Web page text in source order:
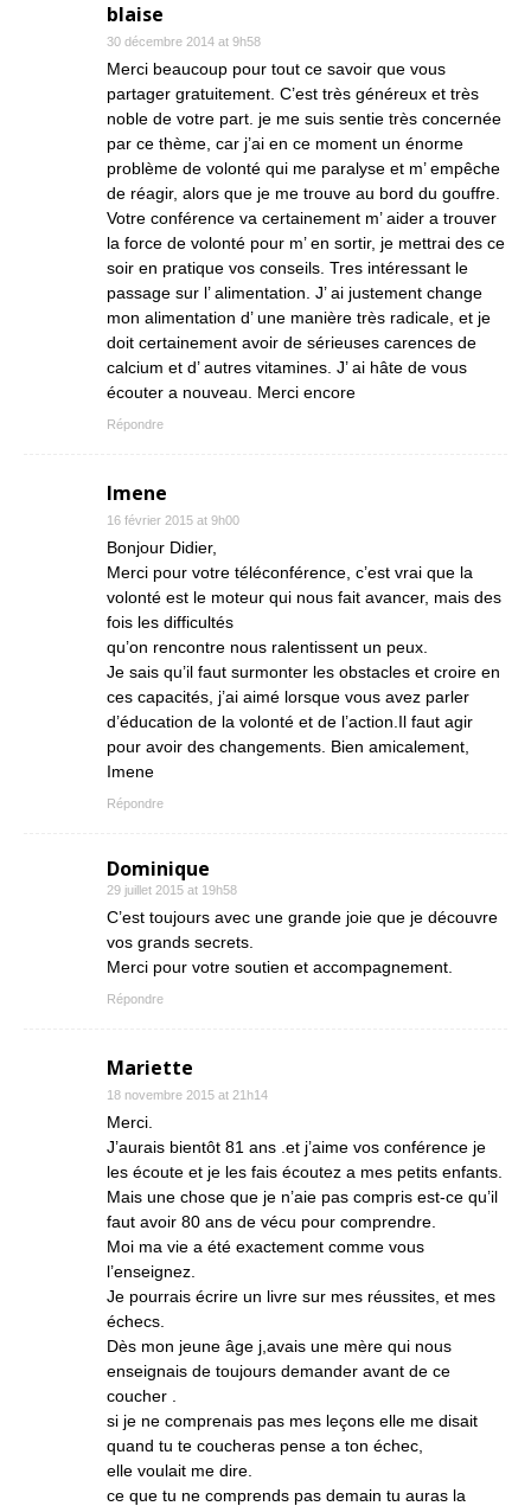
blaise
30 décembre 2014 at 9h58
Merci beaucoup pour tout ce savoir que vous
partager gratuitement. C’est très généreux et très
noble de votre part. je me suis sentie très concernée
par ce thème, car j’ai en ce moment un énorme
problème de volonté qui me paralyse et m’ empêche
de réagir, alors que je me trouve au bord du gouffre.
Votre conférence va certainement m’ aider a trouver
la force de volonté pour m’ en sortir, je mettrai des ce
soir en pratique vos conseils. Tres intéressant le
passage sur l’ alimentation. J’ ai justement change
mon alimentation d’ une manière très radicale, et je
doit certainement avoir de sérieuses carences de
calcium et d’ autres vitamines. J’ ai hâte de vous
écouter a nouveau. Merci encore
Répondre
Imene
16 février 2015 at 9h00
Bonjour Didier,
Merci pour votre téléconférence, c’est vrai que la
volonté est le moteur qui nous fait avancer, mais des
fois les difficultés
qu’on rencontre nous ralentissent un peux.
Je sais qu’il faut surmonter les obstacles et croire en
ces capacités, j’ai aimé lorsque vous avez parler
d’éducation de la volonté et de l’action.Il faut agir
pour avoir des changements. Bien amicalement,
Imene
Répondre
Dominique
29 juillet 2015 at 19h58
C’est toujours avec une grande joie que je découvre
vos grands secrets.
Merci pour votre soutien et accompagnement.
Répondre
Mariette
18 novembre 2015 at 21h14
Merci.
J’aurais bientôt 81 ans .et j’aime vos conférence je
les écoute et je les fais écoutez a mes petits enfants.
Mais une chose que je n’aie pas compris est-ce qu’il
faut avoir 80 ans de vécu pour comprendre.
Moi ma vie a été exactement comme vous
l’enseignez.
Je pourrais écrire un livre sur mes réussites, et mes
échecs.
Dès mon jeune âge j,avais une mère qui nous
enseignais de toujours demander avant de ce
coucher .
si je ne comprenais pas mes leçons elle me disait
quand tu te coucheras pense a ton échec,
elle voulait me dire.
ce que tu ne comprends pas demain tu auras la